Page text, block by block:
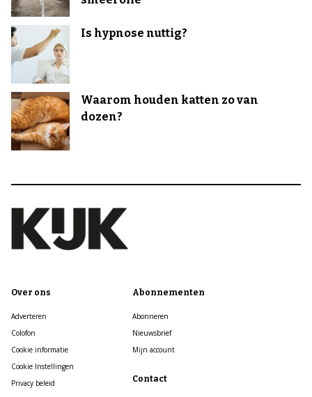
Is hypnose nuttig?
Waarom houden katten zo van
dozen?
Over ons
Adverteren
Colofon
Cookie informatie
Cookie Instellingen
Privacy beleid
Abonnementen
Abonneren
Nieuwsbrief
Mijn account
Contact